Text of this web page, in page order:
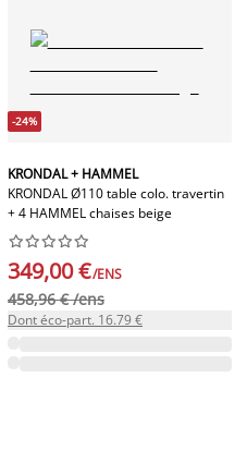
-24%
KRONDAL + HAMMEL
KRONDAL Ø110 table colo. travertin
+ 4 HAMMEL chaises beige






349,00 €/ENS
458,96 € /ens
Dont éco-part. 16.79 €